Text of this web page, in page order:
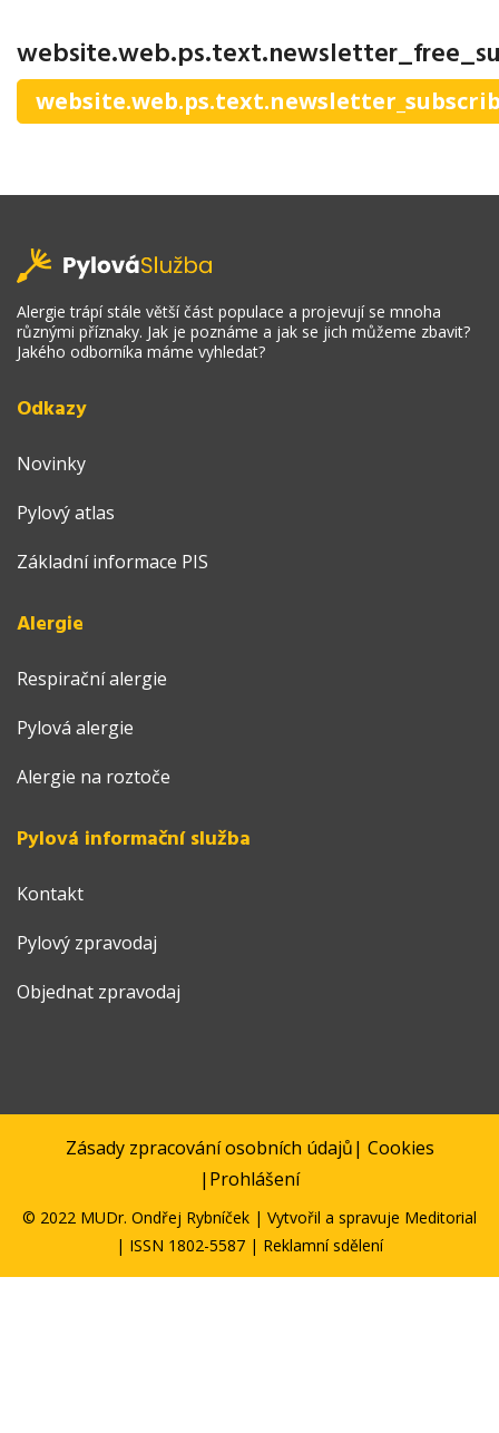
Alergie trápí stále větší část populace a projevují se mnoha
různými příznaky. Jak je poznáme a jak se jich můžeme zbavit?
Jakého odborníka máme vyhledat?
Odkazy
Novinky
Pylový atlas
Základní informace PIS
Alergie
Respirační alergie
Pylová alergie
Alergie na roztoče
Pylová informační služba
Kontakt
Pylový zpravodaj
Objednat zpravodaj
Zásady zpracování osobních údajů| Cookies
| Prohlášení
© 2022 MUDr. Ondřej Rybníček | Vytvořil a spravuje Meditorial
| ISSN 1802-5587 | Reklamní sdělení